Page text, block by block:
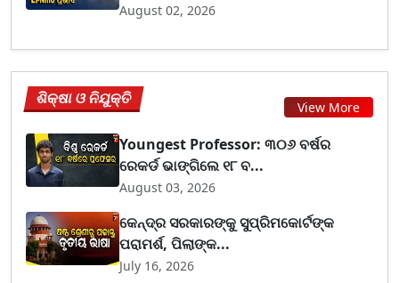
August 02, 2026
ଶିକ୍ଷା ଓ ନିଯୁକ୍ତି View More
Youngest Professor: ୩୦୬ ବର୍ଷର
ରେକର୍ଡ ଭାଙ୍ଗିଲେ ୧୮ ବ...
August 03, 2026
କେନ୍ଦ୍ର ସରକାରଙ୍କୁ ସୁପ୍ରିମକୋର୍ଟଙ୍କ
ପରାମର୍ଶ, ପିଲାଙ୍କ...
July 16, 2026